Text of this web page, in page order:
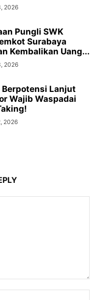
2026
Pungli SWK
Surabaya
Kembalikan Uang...
2026
Berpotensi Lanjut
Wajib Waspadai
2026